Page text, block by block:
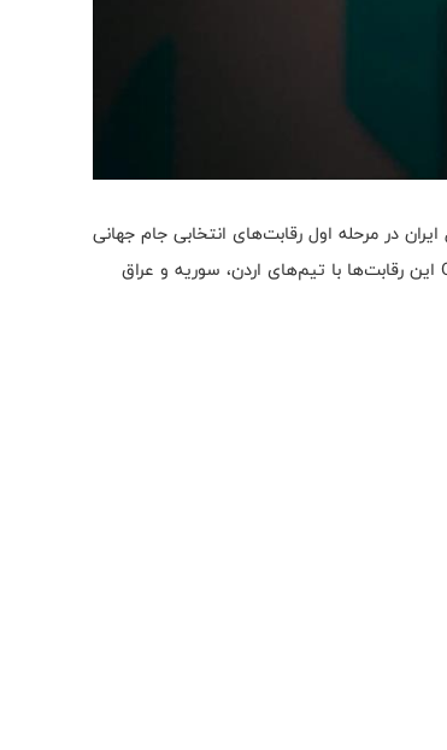
در مرحله اول رقابت‌های انتخابی جام جهانی
بسکتبال ۲۰۲۷ قطر از سوی فیبا اعلام شد. تیم ملی بسکتبال ایران در گروه C این رقابت‌ها با تیم‌های اردن، سوریه و عراق